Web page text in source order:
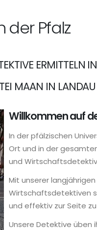
der Pfalz
ERMITTELN
MAAN IN
Willkommen auf
In der pfälzischen
Ort und in der
und
Mit unserer
Wirtschaftsdetektiven
und effektiv zur Seite
Unsere Detektive üben